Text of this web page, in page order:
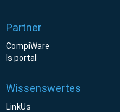
Partner
CompiWare
ls portal
Wissenswertes
LinkUs